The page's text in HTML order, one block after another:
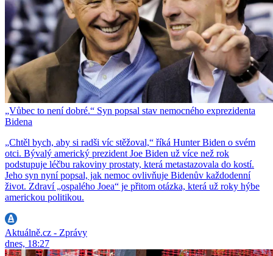
„Vůbec to není dobré.“ Syn popsal stav nemocného exprezidenta
Bidena
„Chtěl bych, aby si radši víc stěžoval,“ říká Hunter Biden o svém
otci. Bývalý americký prezident Joe Biden už více než rok
podstupuje léčbu rakoviny prostaty, která metastazovala do kostí.
Jeho syn nyní popsal, jak nemoc ovlivňuje Bidenův každodenní
život. Zdraví „ospalého Joea“ je přitom otázka, která už roky hýbe
americkou politikou.
Aktuálně.cz - Zprávy
dnes, 18:27